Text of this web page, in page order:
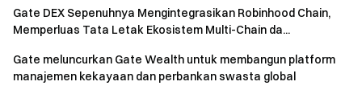
Gate DEX Sepenuhnya Mengintegrasikan Robinhood Chain,
Memperluas Tata Letak Ekosistem Multi-Chain da...
Gate meluncurkan Gate Wealth untuk membangun platform
manajemen kekayaan dan perbankan swasta global